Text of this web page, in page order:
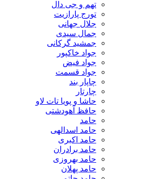
تهم و جی دال
تورج پارازیت
جلال جهانی
جمال سیدی
جمشید گرکانی
جواد خاکپور
جواد فیض
جواد قسمت
چاپار بند
چارتار
حاشا و پویا تات لاو
حافظ آهودشتی
حامد
حامد اسدالهی
حامد اکبری
حامد برادران
حامد بهروزی
حامد پهلان